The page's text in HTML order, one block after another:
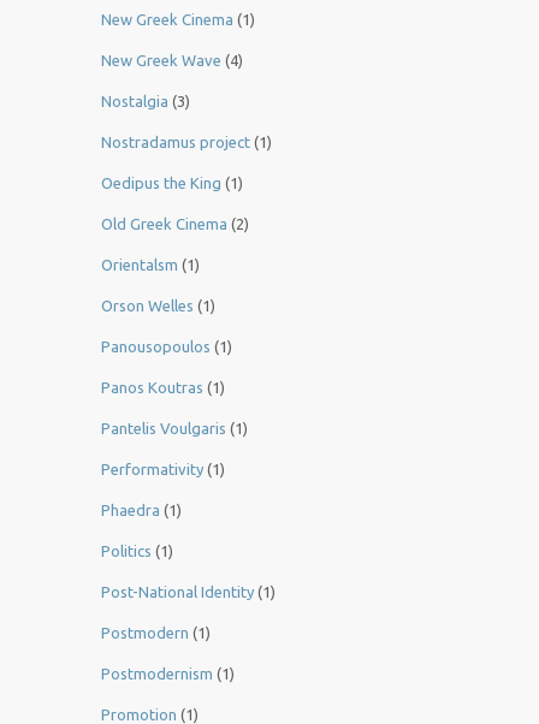
New Greek Cinema (1)
New Greek Wave (4)
Nostalgia (3)
Nostradamus project (1)
Oedipus the King (1)
Old Greek Cinema (2)
Orientalsm (1)
Orson Welles (1)
Panousopoulos (1)
Panos Koutras (1)
Pantelis Voulgaris (1)
Performativity (1)
Phaedra (1)
Politics (1)
Post-National Identity (1)
Postmodern (1)
Postmodernism (1)
Promotion (1)